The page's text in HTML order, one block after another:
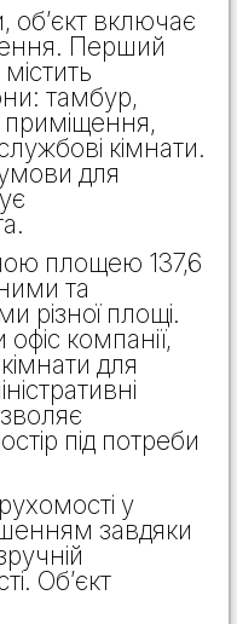
об’єкт включає
Перший
тамбур,
приміщення,
кімнати.
для
площею 137,6
та
різної площі.
компанії,
для
під потреби
у
завдяки
Об’єкт